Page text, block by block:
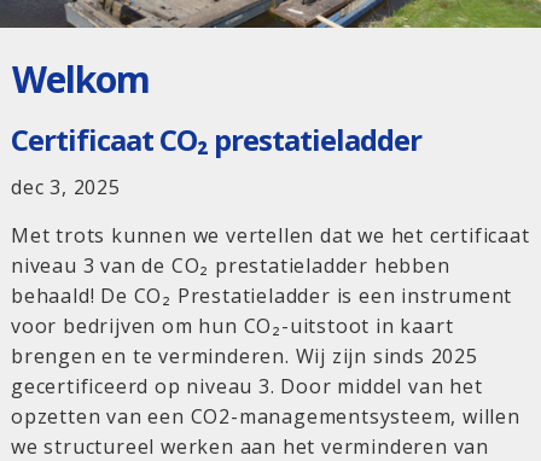
Welkom
Certificaat CO₂ prestatieladder
dec 3, 2025
Met trots kunnen we vertellen dat we het certificaat
niveau 3 van de CO₂ prestatieladder hebben
behaald! De CO₂ Prestatieladder is een instrument
voor bedrijven om hun CO₂-uitstoot in kaart
brengen en te verminderen. Wij zijn sinds 2025
gecertificeerd op niveau 3. Door middel van het
opzetten van een CO2-managementsysteem, willen
we structureel werken aan het verminderen van